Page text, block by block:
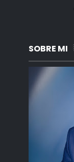
SOBRE MI